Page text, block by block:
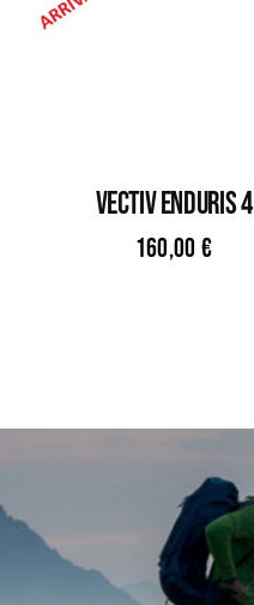
VECTIV ENDURIS 4
160,00 €